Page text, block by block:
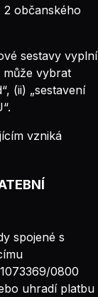
2 občanského
sestavy vyplní
vybrat
(ii) „sestavení
vzniká
spojené s
0800
uhradí platbu